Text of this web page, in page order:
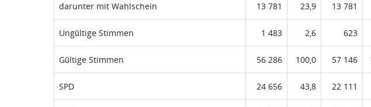
darunter mit Wahlschein 13 781 23,9 13 781
Ungültige Stimmen 1 483 2,6 623
Gültige Stimmen 56 286 100,0 57 146
SPD 24 656 43,8 22 111